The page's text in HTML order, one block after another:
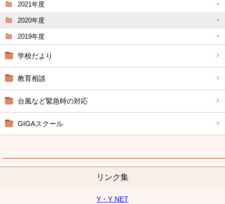
2021年度
2020年度
2019年度
学校だより
教育相談
台風など緊急時の対応
GIGAスクール
リンク集
Y・Y NET